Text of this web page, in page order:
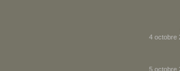
4 octobre
5 octobre